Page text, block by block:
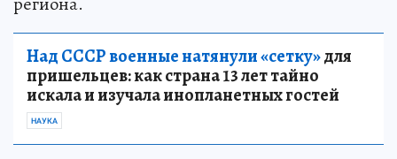
Над СССР военные натянули «сетку»для
пришельцев: как страна 13 лет тайно
искала и изучала инопланетных гостей
НАУКА